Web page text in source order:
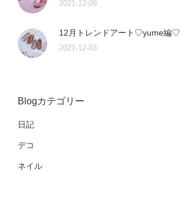
2021-12-09
12月トレンドアート♡yume編♡
2021-12-03
Blogカテゴリー
日記
デコ
ネイル